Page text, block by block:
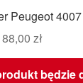
Peugeot
zł
będzie